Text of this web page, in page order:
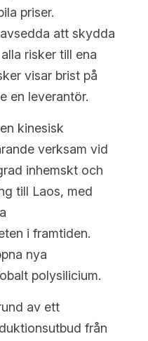
priser.
att skydda
risker till ena
visar brist på
en leverantör.
kinesisk
verksam vid
inhemskt och
till Laos, med
i framtiden.
nya
polysilicium.
av ett
från